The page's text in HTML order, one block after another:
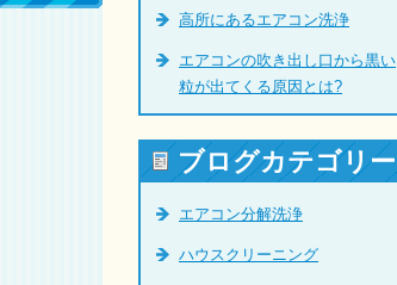
高所にあるエアコン洗浄
エアコンの吹き出し口から黒い
粒が出てくる原因とは?
ブログカテゴリー
エアコン分解洗浄
ハウスクリーニング